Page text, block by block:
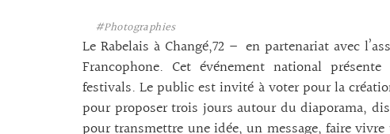
#Photographies
Le Rabelais à Changé,72 – en partenariat avec
Francophone. Cet événement national
festivals. Le public est invité à voter pour la
pour proposer trois jours autour du diaporama,
pour transmettre une idée, un message, faire